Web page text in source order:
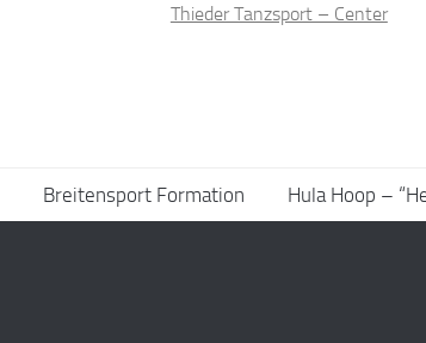
Thieder Tanzsport – Center
Breitensport Formation Hula Hoop –